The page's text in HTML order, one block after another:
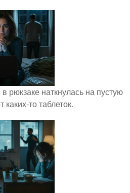
рюкзаке наткнулась на пустую
каких-то таблеток.